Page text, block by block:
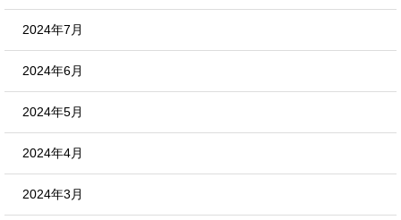
2024年7月
2024年6月
2024年5月
2024年4月
2024年3月